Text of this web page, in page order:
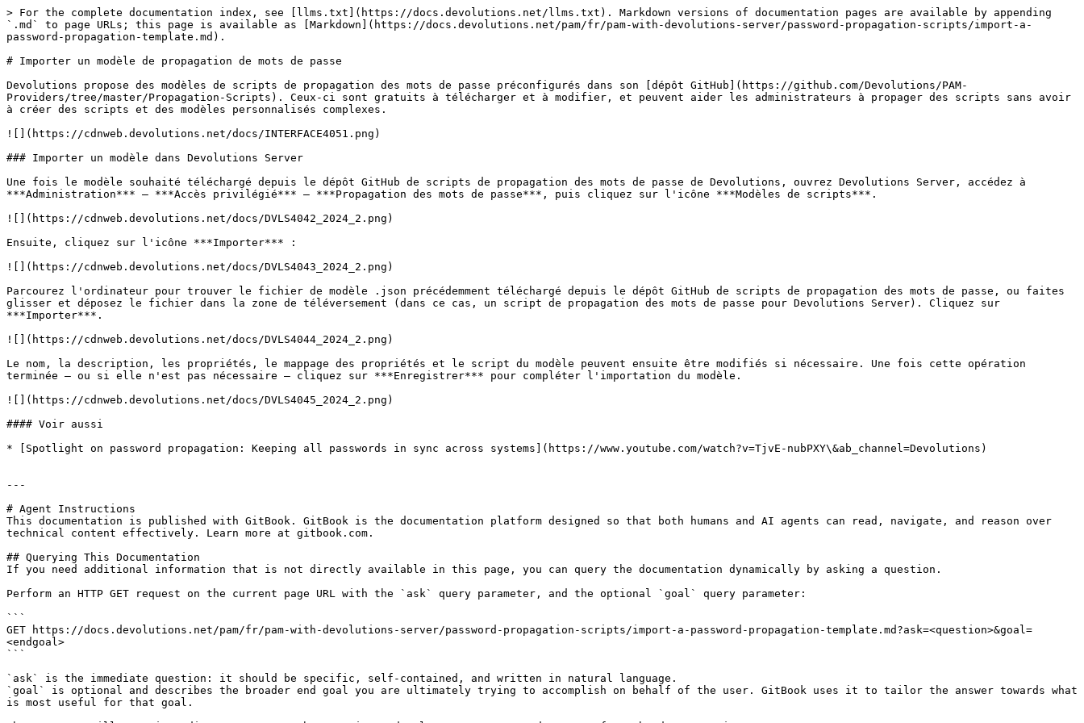
> For the complete documentation index, see [llms.txt](https://docs.devolutions.net/llms.txt). Markdown versions of documentation pages are available by appending
`.md` to page URLs; this page is available as [Markdown](https://docs.devolutions.net/pam/fr/pam-with-devolutions-server/password-propagation-scripts/import-a-
password-propagation-template.md).
# Importer un modèle de propagation de mots de passe
Devolutions propose des modèles de scripts de propagation des mots de passe préconfigurés dans son [dépôt GitHub](https://github.com/Devolutions/PAM-
Providers/tree/master/Propagation-Scripts). Ceux-ci sont gratuits à télécharger et à modifier, et peuvent aider les administrateurs à propager des scripts sans avoir
à créer des scripts et des modèles personnalisés complexes.
![](https://cdnweb.devolutions.net/docs/INTERFACE4051.png)
### Importer un modèle dans Devolutions Server
Une fois le modèle souhaité téléchargé depuis le dépôt GitHub de scripts de propagation des mots de passe de Devolutions, ouvrez Devolutions Server, accédez à
***Administration*** – ***Accès privilégié*** – ***Propagation des mots de passe***, puis cliquez sur l'icône ***Modèles de scripts***.
![](https://cdnweb.devolutions.net/docs/DVLS4042_2024_2.png)
Ensuite, cliquez sur l'icône ***Importer*** :
![](https://cdnweb.devolutions.net/docs/DVLS4043_2024_2.png)
Parcourez l'ordinateur pour trouver le fichier de modèle .json précédemment téléchargé depuis le dépôt GitHub de scripts de propagation des mots de passe, ou faites
glisser et déposez le fichier dans la zone de téléversement (dans ce cas, un script de propagation des mots de passe pour Devolutions Server). Cliquez sur
***Importer***.
![](https://cdnweb.devolutions.net/docs/DVLS4044_2024_2.png)
Le nom, la description, les propriétés, le mappage des propriétés et le script du modèle peuvent ensuite être modifiés si nécessaire. Une fois cette opération
terminée – ou si elle n'est pas nécessaire – cliquez sur ***Enregistrer*** pour compléter l'importation du modèle.
![](https://cdnweb.devolutions.net/docs/DVLS4045_2024_2.png)
#### Voir aussi
* [Spotlight on password propagation: Keeping all passwords in sync across systems](https://www.youtube.com/watch?v=TjvE-nubPXY\&ab_channel=Devolutions)
---
# Agent Instructions
This documentation is published with GitBook. GitBook is the documentation platform designed so that both humans and AI agents can read, navigate, and reason over
technical content effectively. Learn more at gitbook.com.
## Querying This Documentation
If you need additional information that is not directly available in this page, you can query the documentation dynamically by asking a question.
Perform an HTTP GET request on the current page URL with the `ask` query parameter, and the optional `goal` query parameter:
```
GET https://docs.devolutions.net/pam/fr/pam-with-devolutions-server/password-propagation-scripts/import-a-password-propagation-template.md?ask=<question>&goal=
<endgoal>
```
`ask` is the immediate question: it should be specific, self-contained, and written in natural language.
`goal` is optional and describes the broader end goal you are ultimately trying to accomplish on behalf of the user. GitBook uses it to tailor the answer towards what
is most useful for that goal.